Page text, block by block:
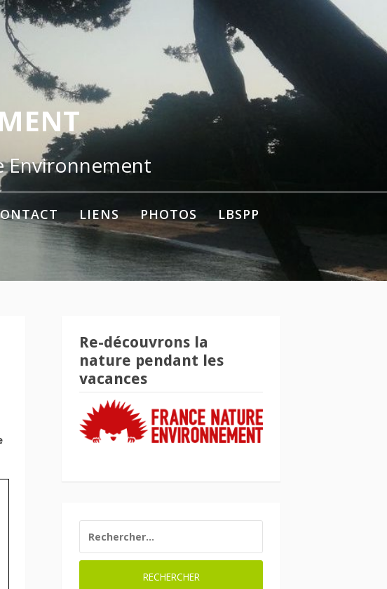
Environnement
LIENS PHOTOS LBSPP
Re-découvrons la
nature pendant les
vacances